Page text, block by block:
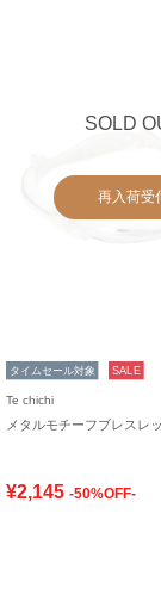
SOLD
再入荷受
タイムセール対象 SALE
Te chichi
¥2,145 -50%OFF-